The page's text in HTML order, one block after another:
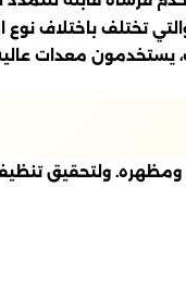
تختلف باختلاف
معدات
ومظهره. ولتحقيق